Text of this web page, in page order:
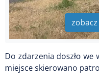
Do zdarzenia doszło we
miejsce skierowano